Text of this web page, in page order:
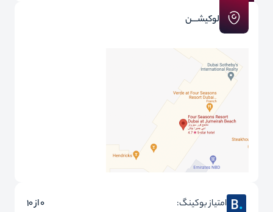
لوکیشـــن
امتیاز بوکینگ: 0 از 10